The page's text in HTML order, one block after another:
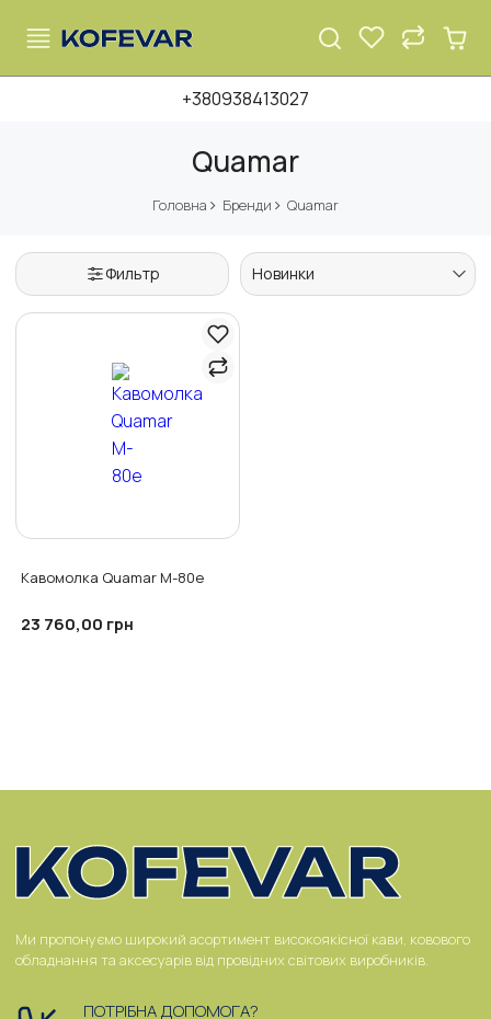
+380938413027
Quamar
Головна Бренди Quamar
Фильтр Новинки
Кавомолка Quamar M-80e
23 760,00 грн
Ми пропонуємо широкий асортимент високоякісної кави, ковового
обладнання та аксесуарів від провідних світових виробників.
ПОТРІБНА ДОПОМОГА?